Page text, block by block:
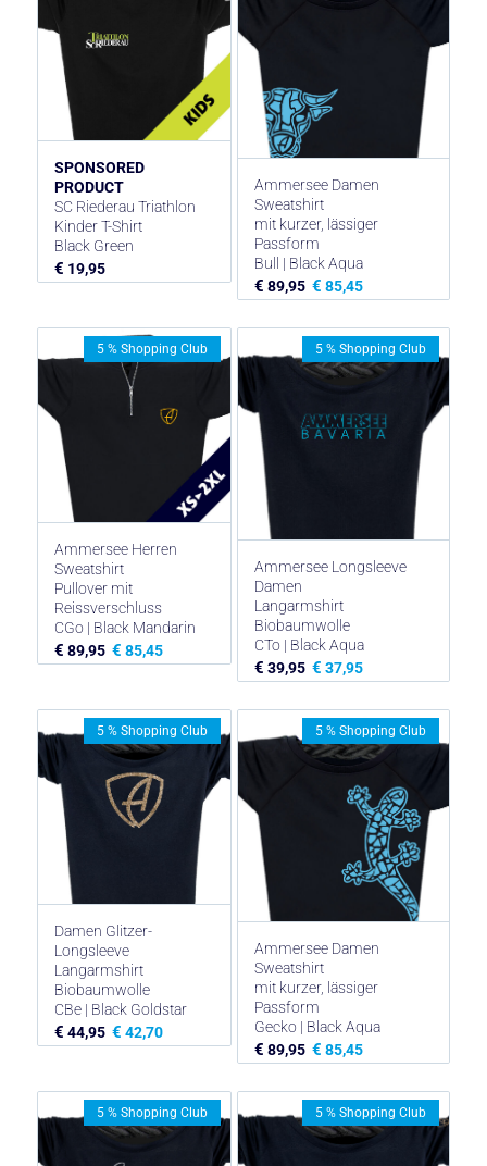
SPONSORED
PRODUCT
SC Riederau Triathlon
Kinder T-Shirt
Black Green
€ 19,95
Ammersee Damen
Sweatshirt
mit kurzer, lässiger
Passform
Bull | Black Aqua
€ 89,95 € 85,45
Ammersee Herren
Sweatshirt
Pullover mit
Reissverschluss
CGo | Black Mandarin
€ 89,95 € 85,45
5 % Shopping Club
Ammersee Longsleeve
Damen
Langarmshirt
Biobaumwolle
CTo | Black Aqua
€ 39,95 € 37,95
5 % Shopping Club
Damen Glitzer-
Longsleeve
Langarmshirt
Biobaumwolle
CBe | Black Goldstar
€ 44,95 € 42,70
5 % Shopping Club
Ammersee Damen
Sweatshirt
mit kurzer, lässiger
Passform
Gecko | Black Aqua
€ 89,95 € 85,45
5 % Shopping Club
5 % Shopping Club 5 % Shopping Club